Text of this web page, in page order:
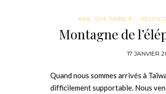
ASIE, QUE FAIRE À..., RÉCITS
Montagne de
17 JANVIER
Quand nous sommes arrivés à
difficilement supportable. Nous